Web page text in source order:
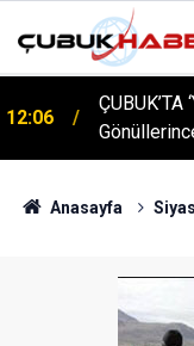
12:06
ÇUBUK’TA
Anasayfa